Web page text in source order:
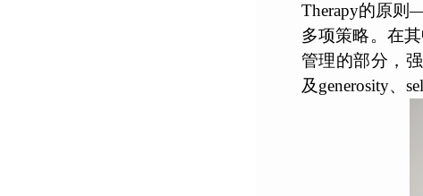
Therapy的原则
多项策略。在
管理的部分，
及generosity、